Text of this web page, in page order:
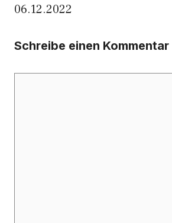
06.12.2022
Schreibe einen Kommentar